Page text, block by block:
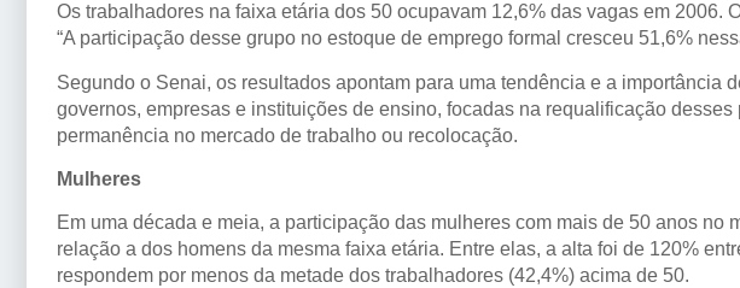
Os trabalhadores na faixa etária dos 50 ocupavam 12,6% das vagas em 2006.
“A participação desse grupo no estoque de emprego formal cresceu 51,6%
Segundo o Senai, os resultados apontam para uma tendência e a importância
governos, empresas e instituições de ensino, focadas na requalificação
permanência no mercado de trabalho ou recolocação.
Mulheres
Em uma década e meia, a participação das mulheres com mais de 50 anos no
relação a dos homens da mesma faixa etária. Entre elas, a alta foi de 120%
respondem por menos da metade dos trabalhadores (42,4%) acima de 50.